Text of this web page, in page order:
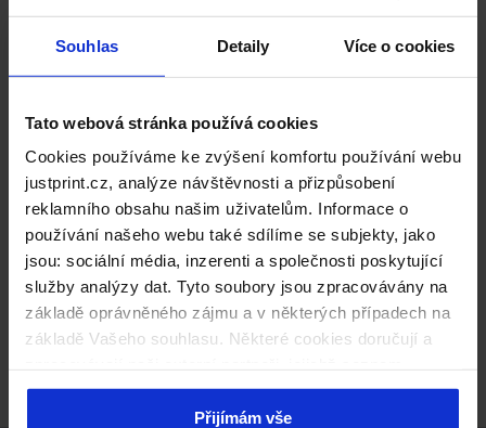
Souhlas Detaily Více o cookies
Tato webová stránka používá cookies
Cookies používáme ke zvýšení komfortu používání webu
justprint.cz, analýze návštěvnosti a přizpůsobení
reklamního obsahu našim uživatelům. Informace o
používání našeho webu také sdílíme se subjekty, jako
jsou: sociální média, inzerenti a společnosti poskytující
služby analýzy dat. Tyto soubory jsou zpracovávány na
základě oprávněného zájmu a v některých případech na
základě Vašeho souhlasu. Některé cookies doručují a
naleznete níže. Kliknutím na „Přijímám vše“ souhlasíte s
naším používáním všech výše uvedených typů souborů
Přijímám vše
Jak složit dárkovou krabici s rozetovým uzávěrem (4